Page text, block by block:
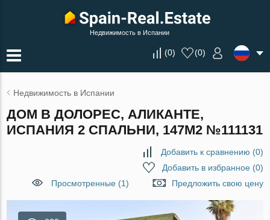
Недвижимость в Испании
(0) (0)
Недвижимость в Испании
ДОМ В ДОЛОРЕС, АЛИКАНТЕ,
ИСПАНИЯ 2 СПАЛЬНИ, 147М2 №111131
Добавить к сравнению (0)
Добавить в избранное(0)
Просмотренные (1)
Предложить свою цену